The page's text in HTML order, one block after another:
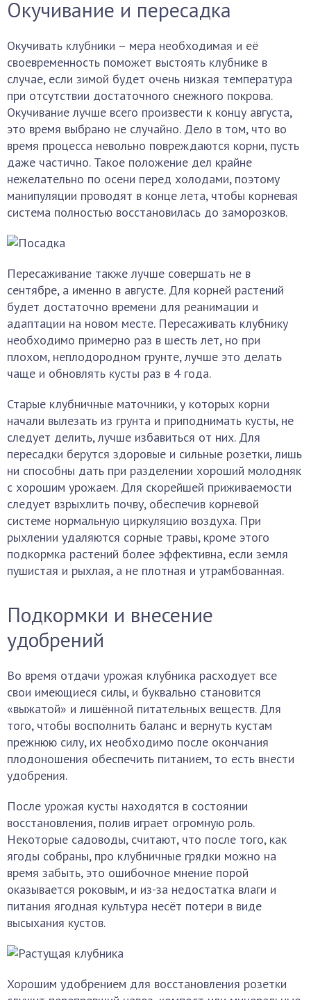
Окучивание и пересадка
Окучивать клубники – мера необходимая и её
своевременность поможет выстоять клубнике в
случае, если зимой будет очень низкая температура
при отсутствии достаточного снежного покрова.
Окучивание лучше всего произвести к концу августа,
это время выбрано не случайно. Дело в том, что во
время процесса невольно повреждаются корни, пусть
даже частично. Такое положение дел крайне
нежелательно по осени перед холодами, поэтому
манипуляции проводят в конце лета, чтобы корневая
система полностью восстановилась до заморозков.
Пересаживание также лучше совершать не в
сентябре, а именно в августе. Для корней растений
будет достаточно времени для реанимации и
адаптации на новом месте. Пересаживать клубнику
необходимо примерно раз в шесть лет, но при
плохом, неплодородном грунте, лучше это делать
чаще и обновлять кусты раз в 4 года.
Старые клубничные маточники, у которых корни
начали вылезать из грунта и приподнимать кусты, не
следует делить, лучше избавиться от них. Для
пересадки берутся здоровые и сильные розетки, лишь
ни способны дать при разделении хороший молодняк
с хорошим урожаем. Для скорейшей приживаемости
следует взрыхлить почву, обеспечив корневой
системе нормальную циркуляцию воздуха. При
рыхлении удаляются сорные травы, кроме этого
подкормка растений более эффективна, если земля
пушистая и рыхлая, а не плотная и утрамбованная.
Подкормки и внесение
удобрений
Во время отдачи урожая клубника расходует все
свои имеющиеся силы, и буквально становится
«выжатой» и лишённой питательных веществ. Для
того, чтобы восполнить баланс и вернуть кустам
прежнюю силу, их необходимо после окончания
плодоношения обеспечить питанием, то есть внести
удобрения.
После урожая кусты находятся в состоянии
восстановления, полив играет огромную роль.
Некоторые садоводы, считают, что после того, как
ягоды собраны, про клубничные грядки можно на
время забыть, это ошибочное мнение порой
оказывается роковым, и из-за недостатка влаги и
питания ягодная культура несёт потери в виде
высыхания кустов.
Хорошим удобрением для восстановления розетки